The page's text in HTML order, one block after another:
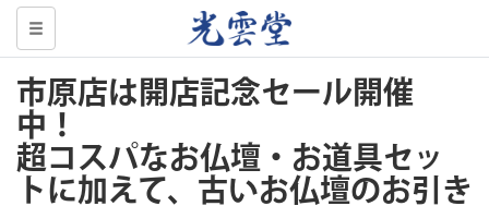
市原店は開店記念セール開催
中！
超コスパなお仏壇・お道具セッ
トに加えて、古いお仏壇のお引き